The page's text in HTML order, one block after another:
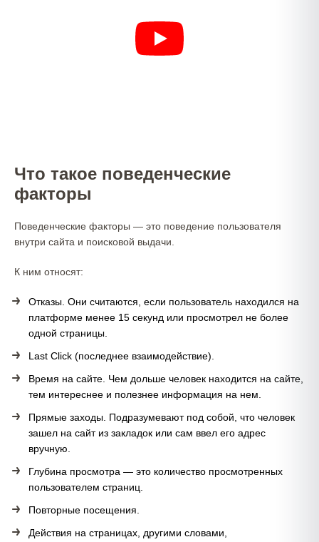
Что такое поведенческие
факторы
Поведенческие факторы — это поведение пользователя
внутри сайта и поисковой выдачи.
К ним относят:
Отказы. Они считаются, если пользователь находился на
платформе менее 15 секунд или просмотрел не более
одной страницы.
Last Click (последнее взаимодействие).
Время на сайте. Чем дольше человек находится на сайте,
тем интереснее и полезнее информация на нем.
Прямые заходы. Подразумевают под собой, что человек
зашел на сайт из закладок или сам ввел его адрес
вручную.
Глубина просмотра — это количество просмотренных
пользователем страниц.
Повторные посещения.
Действия на страницах, другими словами,